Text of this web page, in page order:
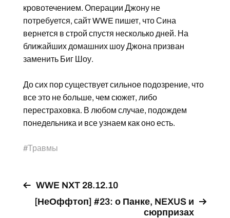
кровотечением. Операции Джону не
потребуется, сайт WWE пишет, что Сина
вернется в строй спустя несколько дней. На
ближайших домашних шоу Джона призван
заменить Биг Шоу.
До сих пор существует сильное подозрение, что
все это не больше, чем сюжет, либо
перестраховка. В любом случае, подождем
понедельника и все узнаем как оно есть.
#Травмы
WWE NXT 28.12.10
[НеОффтоп] #23: о Панке, NEXUS и
сюрпризах